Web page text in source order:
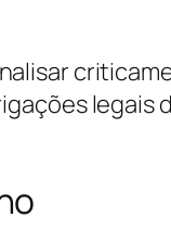
legais